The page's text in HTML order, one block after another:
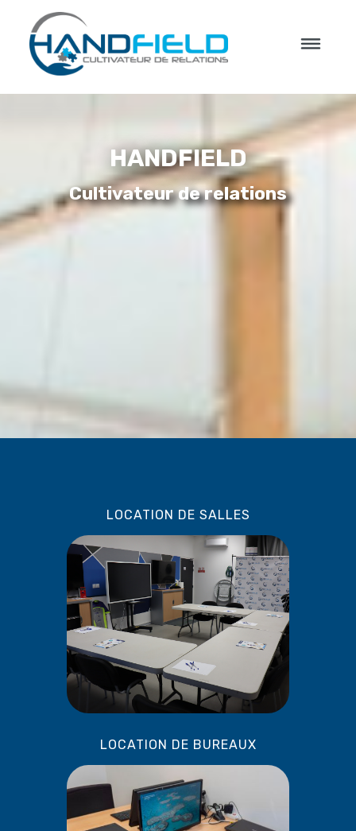
HANDFIELD
Cultivateur de relations
LOCATION DE SALLES
LOCATION DE BUREAUX